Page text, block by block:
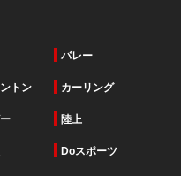
バレー
トン カーリング
陸上
Doスポーツ